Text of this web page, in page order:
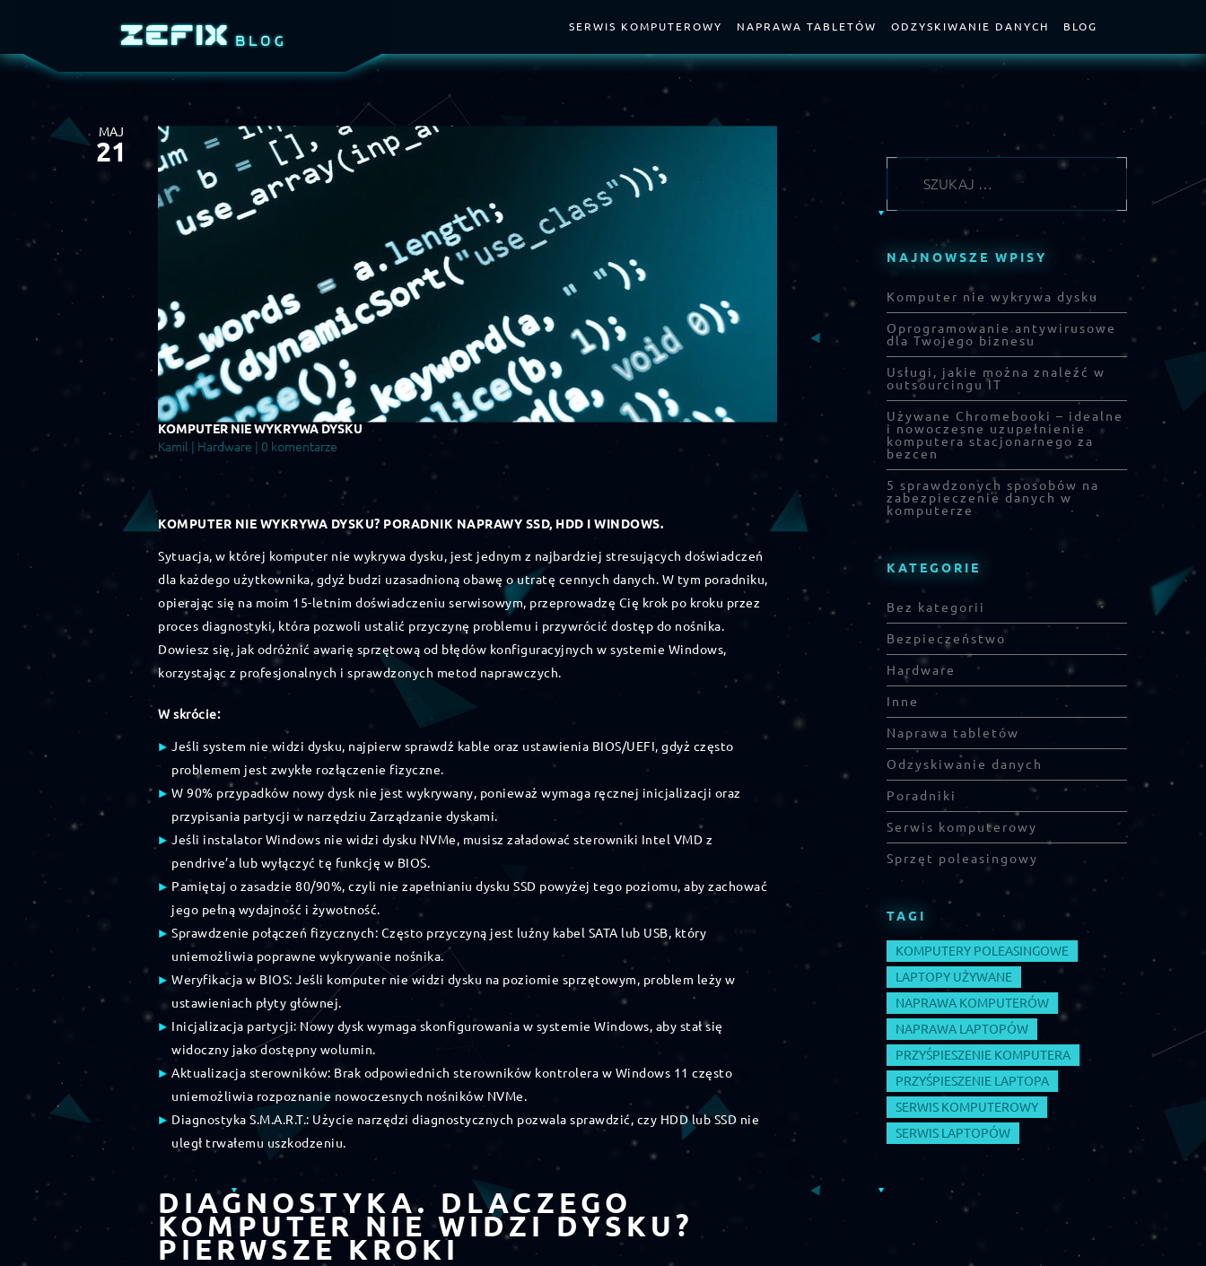
SERWIS KOMPUTEROWY NAPRAWA TABLETÓW ODZYSKIWANIE DANYCH BLOG
MAJ
21
KOMPUTER NIE WYKRYWA DYSKU
Kamil | Hardware | 0 komentarze
KOMPUTER NIE WYKRYWA DYSKU? PORADNIK NAPRAWY SSD, HDD I WINDOWS.
Sytuacja, w której komputer nie wykrywa dysku, jest jednym z najbardziej stresujących doświadczeń
dla każdego użytkownika, gdyż budzi uzasadnioną obawę o utratę cennych danych. W tym poradniku,
opierając się na moim 15-letnim doświadczeniu serwisowym, przeprowadzę Cię krok po kroku przez
proces diagnostyki, która pozwoli ustalić przyczynę problemu i przywrócić dostęp do nośnika.
Dowiesz się, jak odróżnić awarię sprzętową od błędów konfiguracyjnych w systemie Windows,
korzystając z profesjonalnych i sprawdzonych metod naprawczych.
W skrócie:
Jeśli system nie widzi dysku, najpierw sprawdź kable oraz ustawienia BIOS/UEFI, gdyż często
problemem jest zwykłe rozłączenie fizyczne.
W 90% przypadków nowy dysk nie jest wykrywany, ponieważ wymaga ręcznej inicjalizacji oraz
przypisania partycji w narzędziu Zarządzanie dyskami.
Jeśli instalator Windows nie widzi dysku NVMe, musisz załadować sterowniki Intel VMD z
pendrive’a lub wyłączyć tę funkcję w BIOS.
Pamiętaj o zasadzie 80/90%, czyli nie zapełnianiu dysku SSD powyżej tego poziomu, aby zachować
jego pełną wydajność i żywotność.
Sprawdzenie połączeń fizycznych: Często przyczyną jest luźny kabel SATA lub USB, który
uniemożliwia poprawne wykrywanie nośnika.
Weryfikacja w BIOS: Jeśli komputer nie widzi dysku na poziomie sprzętowym, problem leży w
ustawieniach płyty głównej.
Inicjalizacja partycji: Nowy dysk wymaga skonfigurowania w systemie Windows, aby stał się
widoczny jako dostępny wolumin.
Aktualizacja sterowników: Brak odpowiednich sterowników kontrolera w Windows 11 często
uniemożliwia rozpoznanie nowoczesnych nośników NVMe.
Diagnostyka S.M.A.R.T.: Użycie narzędzi diagnostycznych pozwala sprawdzić, czy HDD lub SSD nie
uległ trwałemu uszkodzeniu.
DIAGNOSTYKA. DLACZEGO
KOMPUTER NIE WIDZI DYSKU?
PIERWSZE KROKI
NAJNOWSZE WPISY
Komputer nie wykrywa dysku
Oprogramowanie antywirusowe
dla Twojego biznesu
Usługi, jakie można znaleźć w
outsourcingu IT
Używane Chromebooki – idealne
i nowoczesne uzupełnienie
komputera stacjonarnego za
bezcen
5 sprawdzonych sposobów na
zabezpieczenie danych w
komputerze
KATEGORIE
Bez kategorii
Bezpieczeństwo
Hardware
Inne
Naprawa tabletów
Odzyskiwanie danych
Poradniki
Serwis komputerowy
Sprzęt poleasingowy
TAGI
KOMPUTERY POLEASINGOWE
LAPTOPY UŻYWANE
NAPRAWA KOMPUTERÓW
NAPRAWA LAPTOPÓW
PRZYŚPIESZENIE KOMPUTERA
PRZYŚPIESZENIE LAPTOPA
SERWIS KOMPUTEROWY
SERWIS LAPTOPÓW